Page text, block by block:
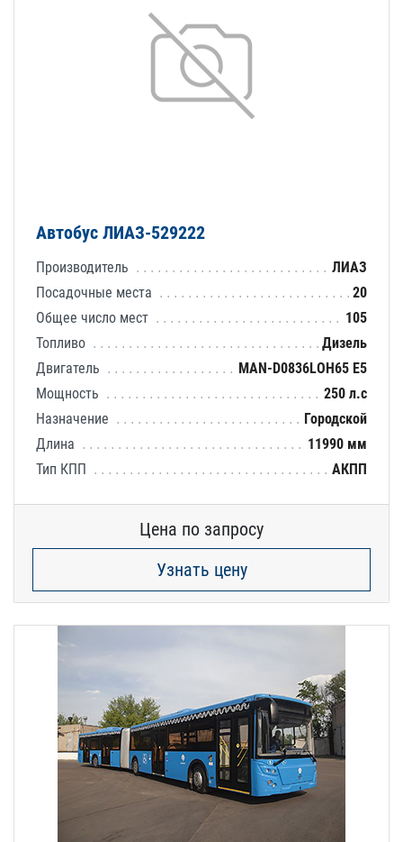
Автобус ЛИАЗ-529222
Производитель
ЛИАЗ
Посадочные места
20
Общее число мест
105
Топливо
Дизель
Двигатель
MAN-D0836LOH65 E5
Мощность
250 л.с
Назначение
Городской
Длина
11990 мм
Тип КПП
АКПП
Цена по запросу
Узнать цену